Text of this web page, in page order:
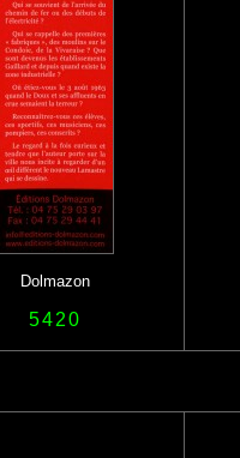
Dolmazon
5420